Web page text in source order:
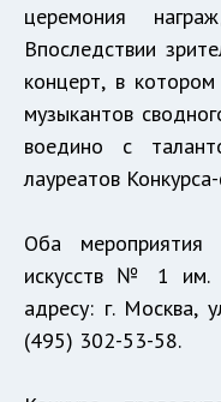
церемония
Впоследствии
концерт, в
музыкантов
воедино с
лауреатов
Оба
искусств № 1 им.
адресу: г. Москва,
(495) 302-53-58.